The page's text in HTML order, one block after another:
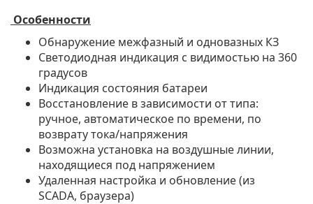
Особенности
Обнаружение межфазный и одновазных КЗ
Светодиодная индикация с видимостью на 360
градусов
Индикация состояния батареи
Восстановление в зависимости от типа:
ручное, автоматическое по времени, по
возврату тока/напряжения
Возможна установка на воздушные линии,
находящиеся под напряжением
Удаленная настройка и обновление (из
SCADA, браузера)